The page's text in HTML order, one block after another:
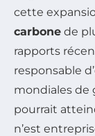
cette
carbone de
rapports
responsable
mondiales de
pourrait
n’est